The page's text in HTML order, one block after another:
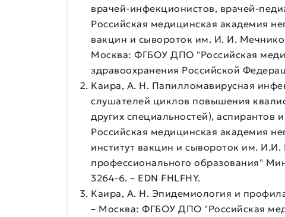
врачей-инфекционистов, врачей-
Российская медицинская академия
вакцин и сывороток им. И. И.
Москва: ФГБОУ ДПО "Российская
здравоохранения Российской
Каира, А. Н. Папилломавирусная
слушателей циклов повышения
других специальностей),
Российская медицинская академия
институт вакцин и сывороток им.
профессионального образования"
3264-6. – EDN FHLFHY.
Каира, А. Н. Эпидемиология и
– Москва: ФГБОУ ДПО "Российская